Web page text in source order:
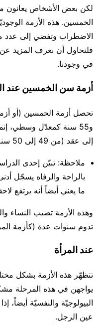
لكن بعض الأشخاص يعانون
الخمسين. هذه الأزمة
الاضطراب وتفضي إلى عدد
فلنحاول أن نعرف المزيد
في وجودنا.
أزمة سن الخمسين عند
و55 سنة كمعدّل وسطي،
إلى عقد (من 49 إلى 50 سنة).
ملاحظة: تبيّن إحدى
بالراحة والرفاه يسجّل
ما يعني أيضاً أنه يرتفع
وهذه الأزمة تصيب النساء
تدوم سنوات عدة (كأزمة
عند المرأة
تتظهّر هذه الأزمة بشكل
يواجهن في هذه المرحلة
البيولوجيّة والنفسيّة أيضاً،
عين الرجل.